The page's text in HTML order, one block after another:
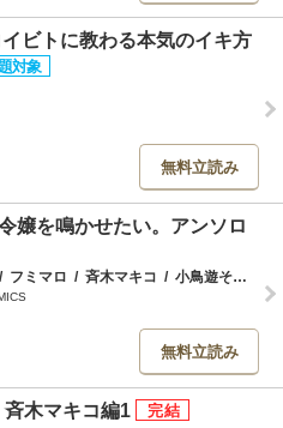
ビトに教わる本気のイキ方
無料立読み
嬢を鳴かせたい。アンソロ
/ フミマロ / 斉木マキコ / 小鳥遊そら
無料立読み
木マキコ編1